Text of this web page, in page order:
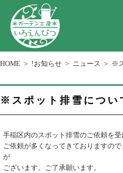
HOME !お知らせ ニュース ※
※スポット排雪につ
手稲区内のスポット排雪のご依頼を受
ご依頼が多くなってきておりますの
が
ございます。ご了承願います。